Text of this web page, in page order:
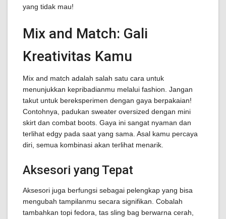
yang tidak mau!
Mix and Match: Gali
Kreativitas Kamu
Mix and match adalah salah satu cara untuk
menunjukkan kepribadianmu melalui fashion. Jangan
takut untuk bereksperimen dengan gaya berpakaian!
Contohnya, padukan sweater oversized dengan mini
skirt dan combat boots. Gaya ini sangat nyaman dan
terlihat edgy pada saat yang sama. Asal kamu percaya
diri, semua kombinasi akan terlihat menarik.
Aksesori yang Tepat
Aksesori juga berfungsi sebagai pelengkap yang bisa
mengubah tampilanmu secara signifikan. Cobalah
tambahkan topi fedora, tas sling bag berwarna cerah,